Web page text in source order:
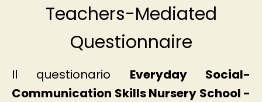
Teachers-Mediated
Questionnaire
Il questionario Everyday Social-
Communication Skills Nursery School -